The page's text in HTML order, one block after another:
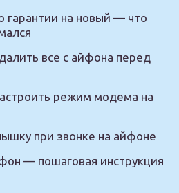
гарантии на новый — что
все с айфона перед
режим модема на
при звонке на айфоне
— пошаговая инструкция